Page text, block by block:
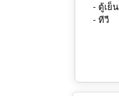
- ตู้เย็น
- ทีวี